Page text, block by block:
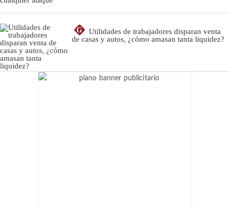
G
Utilidades de trabajadores disparan venta
de casas y autos, ¿cómo amasan tanta liquidez?